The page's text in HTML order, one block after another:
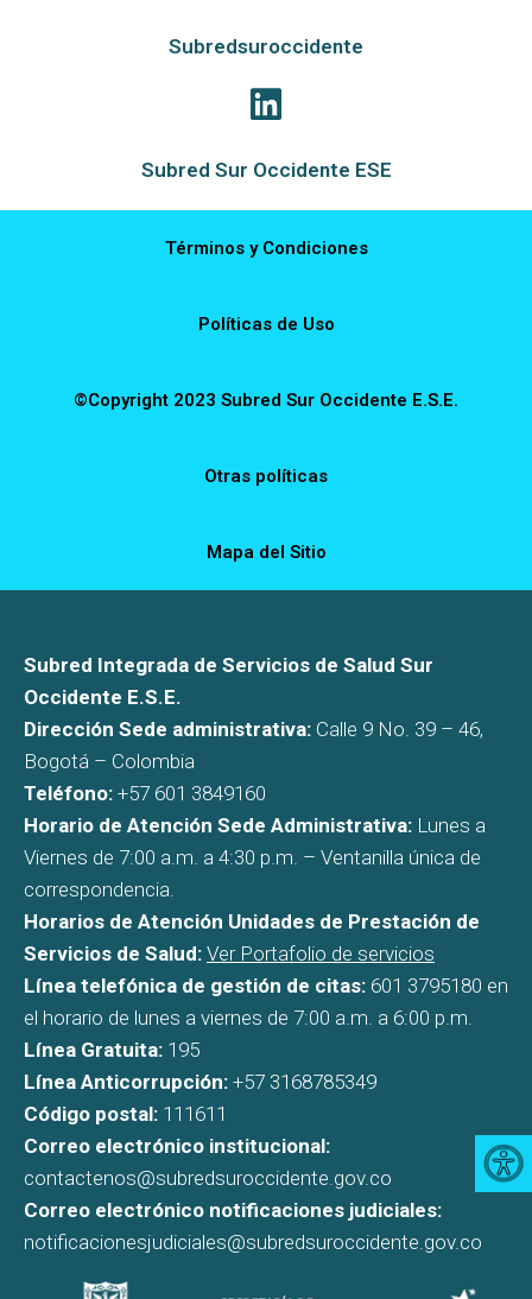
Subredsuroccidente
Subred Sur Occidente ESE
Términos y Condiciones
Políticas de Uso
©Copyright 2023 Subred Sur Occidente E.S.E.
Otras políticas
Mapa del Sitio
Subred Integrada de Servicios de Salud Sur
Occidente E.S.E.
Dirección Sede administrativa: Calle 9 No. 39 – 46,
Bogotá – Colombia
Teléfono: +57 601 3849160
Horario de Atención Sede Administrativa: Lunes a
Viernes de 7:00 a.m. a 4:30 p.m. – Ventanilla única de
correspondencia.
Horarios de Atención Unidades de Prestación de
Servicios de Salud: Ver Portafolio de servicios
Línea telefónica de gestión de citas: 601 3795180 en
el horario de lunes a viernes de 7:00 a.m. a 6:00 p.m.
Línea Gratuita: 195
Línea Anticorrupción: +57 3168785349
Código postal: 111611
Correo electrónico institucional:
contactenos@subredsuroccidente.gov.co
Correo electrónico notificaciones judiciales:
notificacionesjudiciales@subredsuroccidente.gov.co